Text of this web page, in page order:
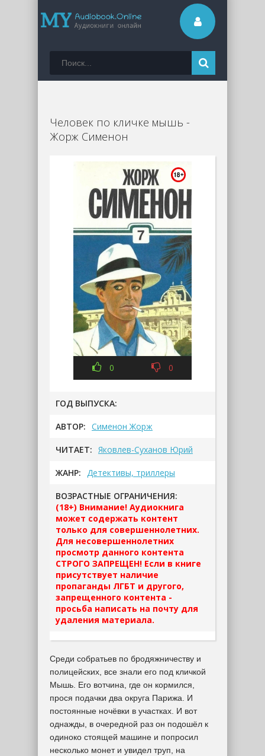
Человек по кличке мышь -
Жорж Сименон
0 0
ГОД ВЫПУСКА:
АВТОР: Сименон Жорж
ЧИТАЕТ: Яковлев-Суханов Юрий
ЖАНР: Детективы, триллеры
ВОЗРАСТНЫЕ ОГРАНИЧЕНИЯ:
(18+) Внимание! Аудиокнига
может содержать контент
только для совершеннолетних.
Для несовершеннолетних
просмотр данного контента
СТРОГО ЗАПРЕЩЕН! Если в книге
присутствует наличие
пропаганды ЛГБТ и другого,
запрещенного контента -
просьба написать на почту для
удаления материала.
Среди собратьев по бродяжничеству и
полицейских, все знали его под кличкой
Мышь. Его вотчина, где он кормился,
прося подачки два округа Парижа. И
постоянные ночёвки в участках. И вот
однажды, в очередной раз он подошёл к
одиноко стоящей машине и попросил
несколько монет и увидел труп, на